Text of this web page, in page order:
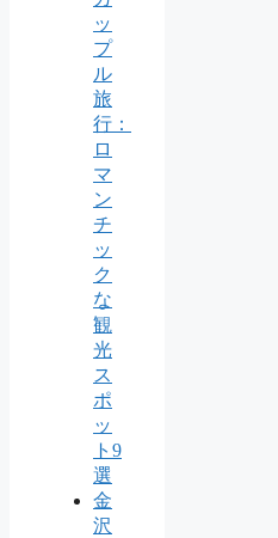
ッ
プ
ル
旅
行：
ロ
マ
ン
チ
ッ
ク
な
観
光
ス
ポ
ッ
ト9
選
金
沢